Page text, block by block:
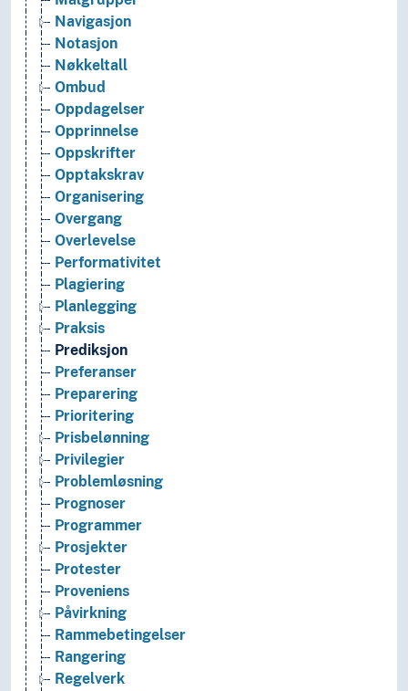
Navigasjon
Notasjon
Nøkkeltall
Ombud
Oppdagelser
Opprinnelse
Oppskrifter
Opptakskrav
Organisering
Overgang
Overlevelse
Performativitet
Plagiering
Planlegging
Praksis
Prediksjon
Preferanser
Preparering
Prioritering
Prisbelønning
Privilegier
Problemløsning
Prognoser
Programmer
Prosjekter
Protester
Proveniens
Påvirkning
Rammebetingelser
Rangering
Regelverk